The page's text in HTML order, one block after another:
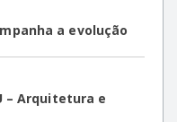
a evolução
– Arquitetura e